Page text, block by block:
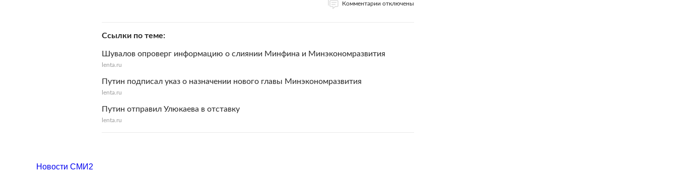
Комментарии отключены
Ссылки по теме
Шувалов опроверг информацию о слиянии Минфина и Минэкономразвития
lenta.ru
Путин подписал указ о назначении нового главы Минэкономразвития
lenta.ru
Путин отправил Улюкаева в отставку
lenta.ru
Новости СМИ2